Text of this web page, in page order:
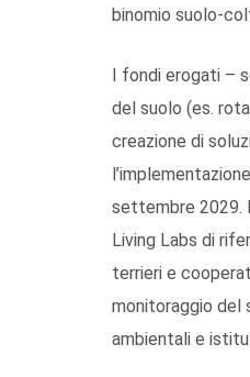
binomio suolo-
I fondi erogati –
del suolo (es.
creazione di
settembre 2029.
Living Labs di
terrieri e
monitoraggio del
ambientali e